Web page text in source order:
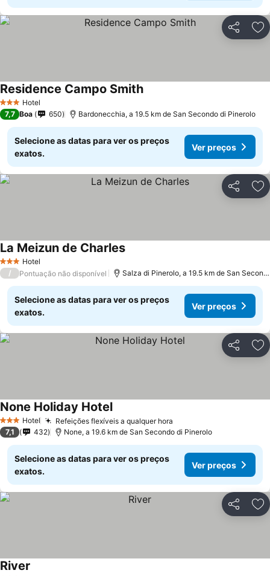
Partilhar
3 EstrelasHotel
Residence Campo Smith
7,7 Boa 650 Bardonecchia, a 19.5 km de San Secondo di Pinerolo
Selecione as datas para ver os preços
exatos.
Ver preços
Partilhar
3 EstrelasHotel
La Meizun de Charles
/ Pontuação não disponível Salza di Pinerolo, a 19.5 km de San Secondo di Pinerolo
Selecione as datas para ver os preços
exatos.
Ver preços
Partilhar
3 EstrelasHotel Refeições flexíveis a qualquer hora
None Holiday Hotel
7,1 432 None, a 19.6 km de San Secondo di Pinerolo
Selecione as datas para ver os preços
exatos.
Ver preços
Partilhar
River